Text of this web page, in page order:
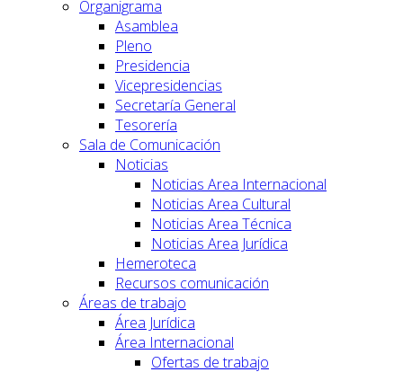
Organigrama
Asamblea
Pleno
Presidencia
Vicepresidencias
Secretaría General
Tesorería
Sala de Comunicación
Noticias
Noticias Area Internacional
Noticias Area Cultural
Noticias Area Técnica
Noticias Area Jurídica
Hemeroteca
Recursos comunicación
Áreas de trabajo
Área Jurídica
Área Internacional
Ofertas de trabajo